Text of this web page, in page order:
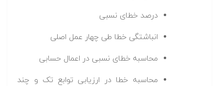
درصد خطای نسبی
انباشتگی خطا طی چهار عمل اصلی
محاسبه خطای نسبی در اعمال حسابی
محاسبه خطا در ارزیابی توابع تک و چند